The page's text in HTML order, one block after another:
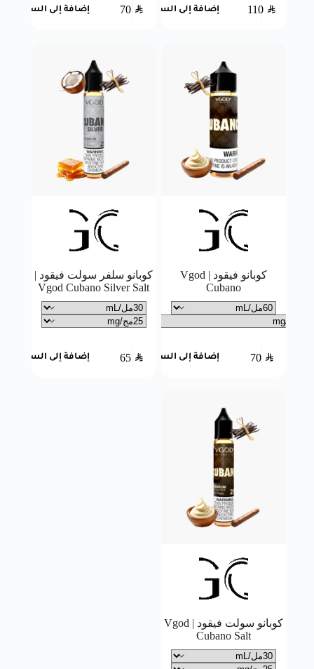
110 SAR إضافة إلى السلة 70 SAR إضافة إلى السلة
كوبانو فيقود | Vgod
Cubano
70 SAR إضافة إلى السلة
كوبانو سلفر سولت فيقود |
Vgod Cubano Silver Salt
65 SAR إضافة إلى السلة
كوبانو سولت فيقود | Vgod
Cubano Salt